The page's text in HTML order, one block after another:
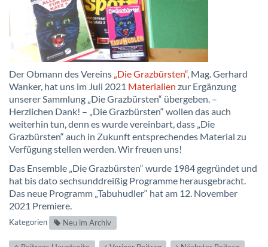
Der Obmann des Vereins „Die Grazbürsten“, Mag. Gerhard
Wanker, hat uns im Juli 2021 Materialien zur Ergänzung
unserer Sammlung „Die Grazbürsten“ übergeben. –
Herzlichen Dank! – „Die Grazbürsten“ wollen das auch
weiterhin tun, denn es wurde vereinbart, dass „Die
Grazbürsten“ auch in Zukunft entsprechendes Material zu
Verfügung stellen werden. Wir freuen uns!
Das Ensemble „Die Grazbürsten“ wurde 1984 gegründet und
hat bis dato sechsunddreißig Programme herausgebracht.
Das neue Programm „Tabuhudler“ hat am 12. November
2021 Premiere.
Kategorien Neu im Archiv